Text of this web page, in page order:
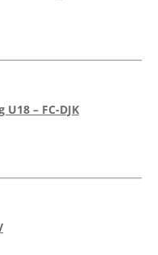
– FC-DJK